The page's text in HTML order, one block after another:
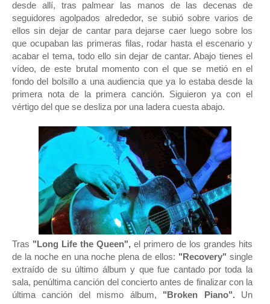
desde allí, tras palmear las manos de las decenas de
seguidores agolpados alrededor, se subió sobre varios de
ellos sin dejar de cantar para dejarse caer luego sobre los
que ocupaban las primeras filas, rodar hasta el escenario y
acabar el tema, todo ello sin dejar de cantar. Abajo tienes el
vídeo, de este brutal momento con el que se metió en el
fondo del bolsillo a una audiencia que ya lo estaba desde la
primera nota de la primera canción. Siguieron ya con el
vértigo del que se desliza por una ladera cuesta abajo.
Tras "Long Life the Queen",el primero de los grandes hits
de la noche en una noche plena de ellos: "Recovery" single
extraído de su último álbum y que fue cantado por toda la
sala, penúltima canción del concierto antes de finalizar con la
última canción del mismo álbum, "Broken Piano". Un